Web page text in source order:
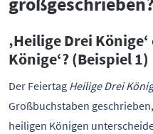
‚Heilige Drei
Könige‘? (Beispiel 1)
Der Feiertag Heilige Drei
Großbuchstaben
heiligen Königen